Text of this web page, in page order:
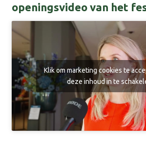
openingsvideo van het
Klik om marketing cookies te
deze inhoud in te